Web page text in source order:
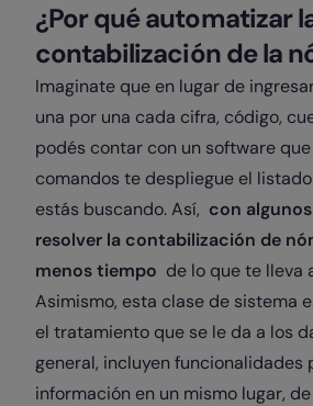
¿Por qué automatizar
contabilización de la
Imaginate que en lugar de
una por una cada cifra, código,
podés contar con un software
comandos te despliegue el
estás buscando. Así, con
resolver la contabilización de
menos tiempo de lo que te lleva
Asimismo, esta clase de sistema
el tratamiento que se le da a los
general, incluyen funcionalidades
información en un mismo lugar,